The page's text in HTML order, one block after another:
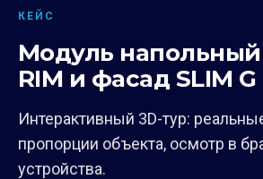
КЕЙС
Модуль
RIM и фасад SLIM G
Интерактивный 3D-тур:
пропорции объекта, осмотр в
устройства.